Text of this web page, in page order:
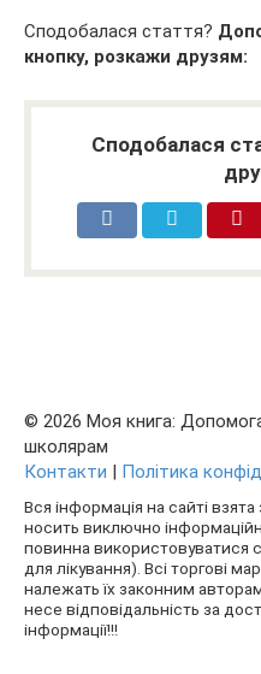
Сподобалася стаття?
кнопку, розкажи друзям:
Сподобалася
© 2026 Моя книга:
школярам
Контакти | Політика
Вся інформація на сайті
носить виключно
повинна використовуватися
для лікування). Всі торгові
належать їх законним
несе відповідальність за
інформації!!!